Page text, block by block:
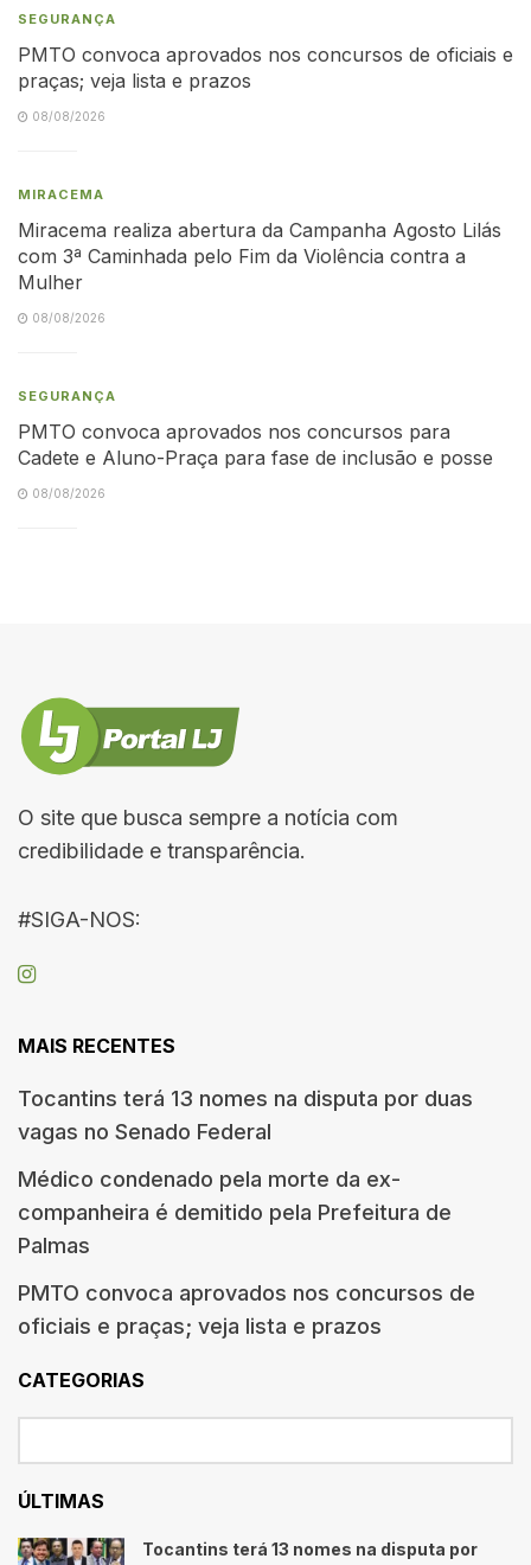
SEGURANÇA
PMTO convoca aprovados nos concursos de oficiais e
praças; veja lista e prazos
08/08/2026
MIRACEMA
Miracema realiza abertura da Campanha Agosto Lilás
com 3ª Caminhada pelo Fim da Violência contra a
Mulher
08/08/2026
SEGURANÇA
PMTO convoca aprovados nos concursos para
Cadete e Aluno-Praça para fase de inclusão e posse
08/08/2026
O site que busca sempre a notícia com
credibilidade e transparência.
#SIGA-NOS:
MAIS RECENTES
Tocantins terá 13 nomes na disputa por duas
vagas no Senado Federal
Médico condenado pela morte da ex-
companheira é demitido pela Prefeitura de
Palmas
PMTO convoca aprovados nos concursos de
oficiais e praças; veja lista e prazos
CATEGORIAS
ÚLTIMAS
Tocantins terá 13 nomes na disputa por